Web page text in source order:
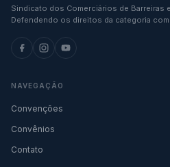
Sindicato dos Comerciários de Barreiras
Defendendo os direitos da categoria
NAVEGAÇÃO
Convenções
Convênios
Contato